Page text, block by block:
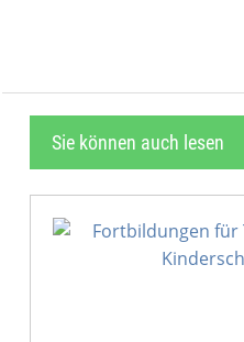
Sie können auch lesen